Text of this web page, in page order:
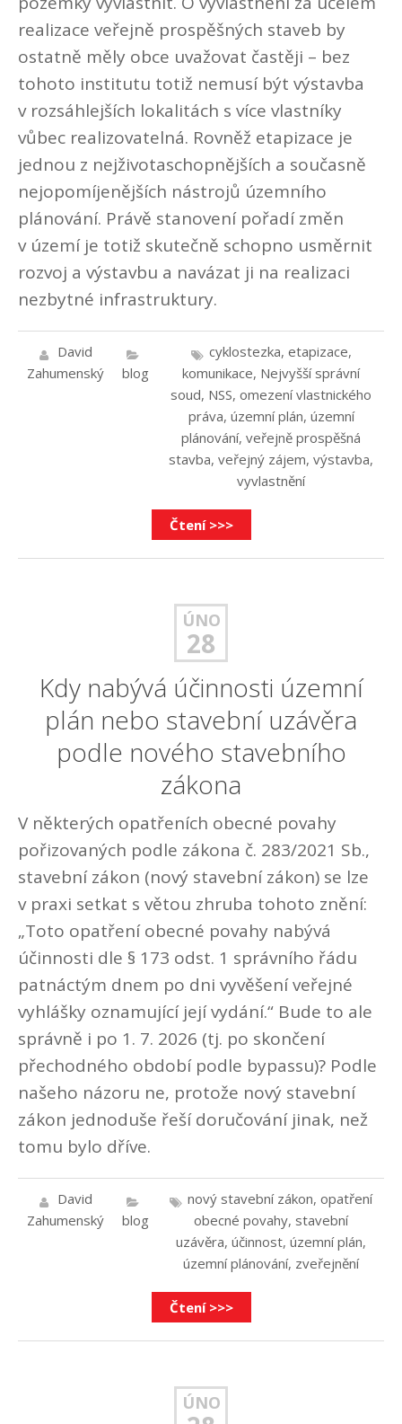
realizace veřejně prospěšných staveb by
ostatně měly obce uvažovat častěji – bez
tohoto institutu totiž nemusí být výstavba
v rozsáhlejších lokalitách s více vlastníky
vůbec realizovatelná. Rovněž etapizace je
jednou z nejživotaschopnějších a současně
nejopomíjenějších nástrojů územního
plánování. Právě stanovení pořadí změn
v území je totiž skutečně schopno usměrnit
rozvoj a výstavbu a navázat ji na realizaci
nezbytné infrastruktury.
David
Zahumenský
blog
cyklostezka, etapizace,
komunikace, Nejvyšší správní
soud, NSS, omezení vlastnického
práva, územní plán, územní
plánování, veřejně prospěšná
stavba, veřejný zájem, výstavba,
vyvlastnění
Čtení >>>
ÚNO
28
Kdy nabývá účinnosti územní
plán nebo stavební uzávěra
podle nového stavebního
zákona
V některých opatřeních obecné povahy
pořizovaných podle zákona č. 283/2021 Sb.,
stavební zákon (nový stavební zákon) se lze
v praxi setkat s větou zhruba tohoto znění:
„Toto opatření obecné povahy nabývá
účinnosti dle § 173 odst. 1 správního řádu
patnáctým dnem po dni vyvěšení veřejné
vyhlášky oznamující její vydání.“ Bude to ale
správně i po 1. 7. 2026 (tj. po skončení
přechodného období podle bypassu)? Podle
našeho názoru ne, protože nový stavební
zákon jednoduše řeší doručování jinak, než
tomu bylo dříve.
David
Zahumenský
blog
nový stavební zákon, opatření
obecné povahy, stavební
uzávěra, účinnost, územní plán,
územní plánování, zveřejnění
Čtení >>>
ÚNO